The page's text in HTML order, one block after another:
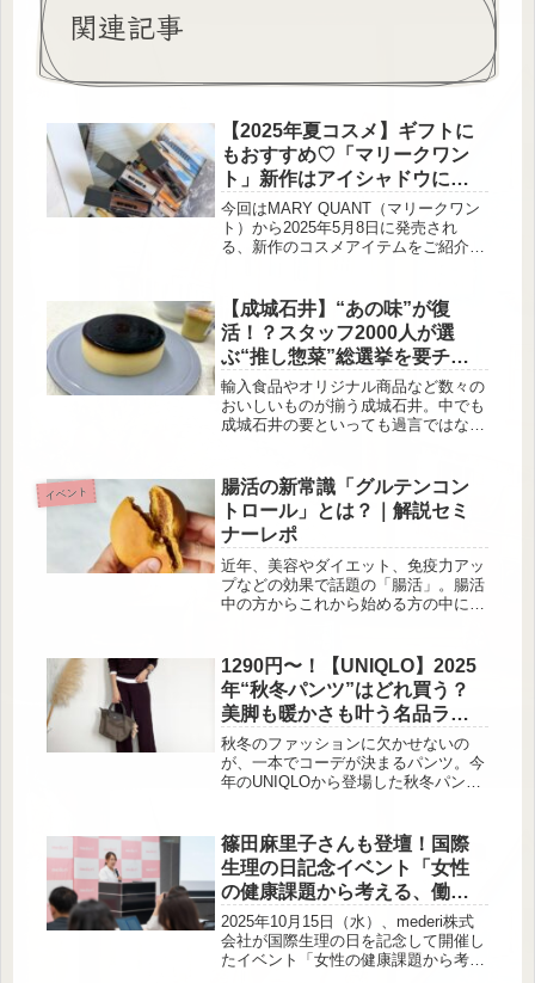
関連記事
【2025年夏コスメ】ギフトに
もおすすめ♡「マリークワン
ト」新作はアイシャドウにネ
イル！
今回はMARY QUANT（マリークワン
ト）から2025年5月8日に発売され
る、新作のコスメアイテムをご紹介し
ュ」「マット コート」の3アイテム。
どれも優秀なので参考にしてくださ
い！MARY QUANTはこんなブランド
MARY QUANT（マリークワント）
は、1930年にロンドンで誕生したブラ
ンドです。ブランドアイコンのデイジ
ーはかなり有名なので、ご存じの方が
多いのではな...
【成城石井】“あの味”が復
活！？スタッフ2000人が選
ぶ“推し惣菜”総選挙を要チェ
ック
輸入食品やオリジナル商品など数々の
おいしいものが揃う成城石井。中でも
成城石井の要といっても過言ではない
は、ファンも多い人気商品です。年間
370品目以上の新商品が開発されると
いう成城石井では、惜しまれつつも姿
を消した商品も多くあります。「これ
好きだったのに、いつの間にかなくな
ってた…」なんて残念な経験をしたこ
とがある人も多いのでは。そんな人は
絶対に見逃せない企画「成城石井スタ
イベント
腸活の新常識「グルテンコン
トロール」とは？｜解説セミ
ナーレポ
近年、美容やダイエット、免疫力アッ
プなどの効果で話題の「腸活」。腸活
中の方からこれから始める方の中に
っている方もいるのではないでしょう
か。株式会社ZENB JAPAN様（ゼン
ブ ジャパン・ミツカングループ）
（愛知県半田市、以下 ZENB）は、そ
んな方々のために、腸活の専門医・福
島正嗣先生をお迎えし、腸活の新常識
「リセット腸活」と、その実践方法
「グルテンコントロール」について解
1290円〜！【UNIQLO】2025
年“秋冬パンツ”はどれ買う？
美脚も暖かさも叶う名品ライ
ンナップ
秋冬のファッションに欠かせないの
が、一本でコーデが決まるパンツ。今
年のUNIQLOから登場した秋冬パンツ
ゆるっとした抜け感のあるトレンドシ
ルエットから、オフィスにも使えるき
れいめラインまで豊富に展開。そこで
今回は、30代・40代の女性におすすめ
したいUNIQLOの“秋冬パンツ”を厳選
してご紹介します♡ラインを拾わない
リラックスシルエットが◎ 出
典:cococl...
篠田麻里子さんも登壇！国際
生理の日記念イベント「女性
の健康課題から考える、働き
やすい未来」とは
2025年10月15日（水）、mederi株式
会社が国際生理の日を記念して開催し
たイベント「女性の健康課題から考え